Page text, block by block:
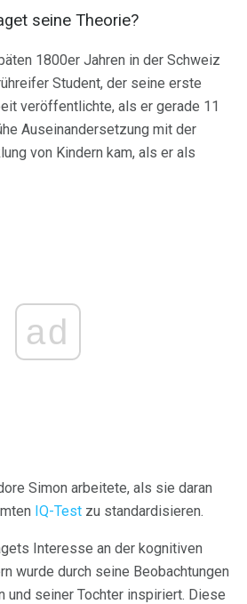
seine Theorie?
1800er Jahren in der Schweiz
Student, der seine erste
veröffentlichte, als er gerade 11
Auseinandersetzung mit der
von Kindern kam, als er als
ad
Simon arbeitete, als sie daran
IQ-Test zu standardisieren.
Interesse an der kognitiven
wurde durch seine Beobachtungen
und seiner Tochter inspiriert. Diese